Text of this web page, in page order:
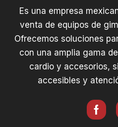
Es una empresa
venta de equipos de
Ofrecemos soluciones
con una amplia gama
cardio y accesorios,
accesibles y